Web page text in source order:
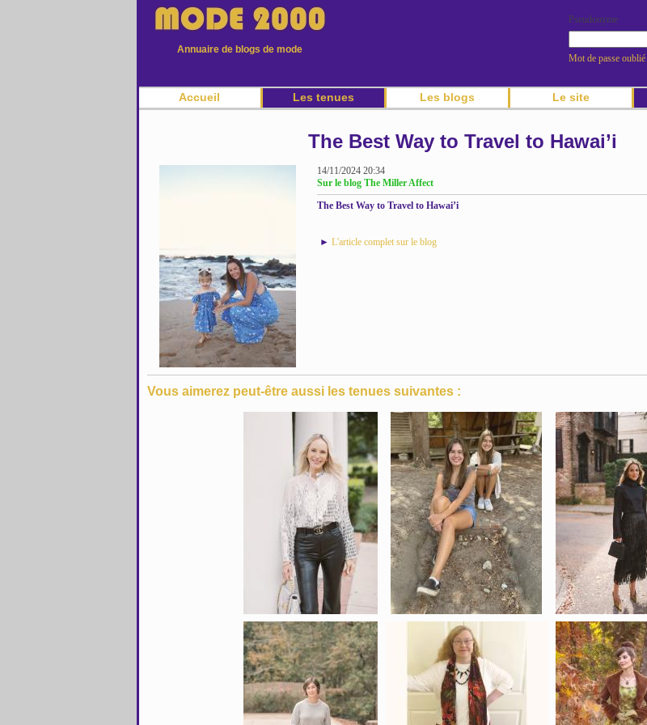
Annuaire de blogs de mode
Pseudonyme
Mot de passe oublié
Accueil Les tenues Les blogs Le site
The Best Way to Travel to Hawai’i
14/11/2024 20:34
Sur le blog The Miller Affect
The Best Way to Travel to Hawai’i
► L'article complet sur le blog
Vous aimerez peut-être aussi les tenues suivantes :